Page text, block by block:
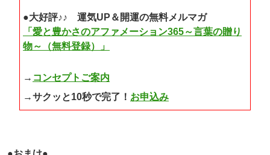
●大好評♪♪ 運気UP＆開運の無料メルマガ
「愛と豊かさのアファメーション365～言葉の贈り
物～（無料登録）」
→ コンセプトご案内
→サクッと10秒で完了！ お申込み